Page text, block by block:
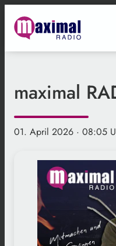
maximal
01. April 2026 · 08:05